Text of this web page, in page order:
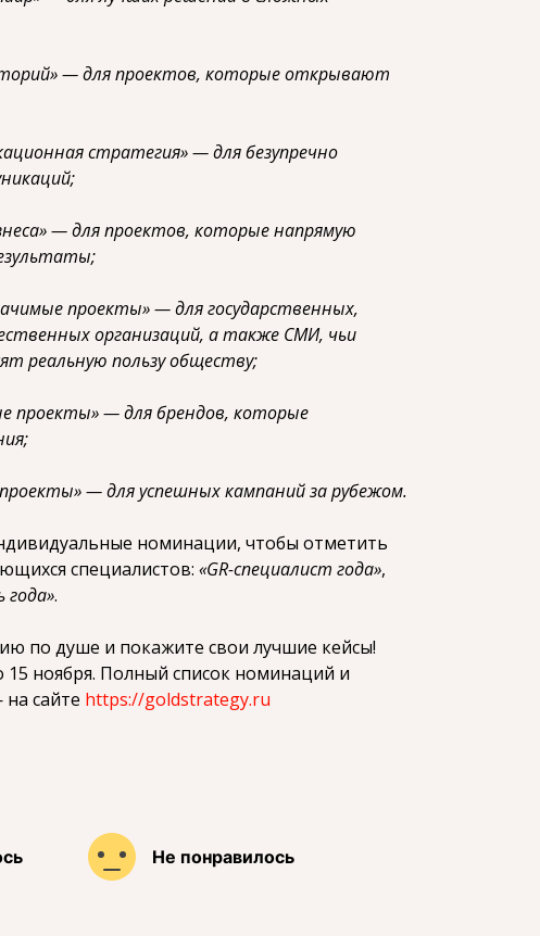
— для проектов, которые открывают
стратегия» — для безупречно
— для проектов, которые напрямую
проекты» — для государственных,
организаций, а также СМИ, чьи
реальную пользу обществу;
проекты» — для брендов, которые
— для успешных кампаний за рубежом.
номинации, чтобы отметить
специалистов: «GR-специалист года»,
.
по душе и покажите свои лучшие кейсы!
ноября. Полный список номинаций и
сайте https://goldstrategy.ru
Не понравилось